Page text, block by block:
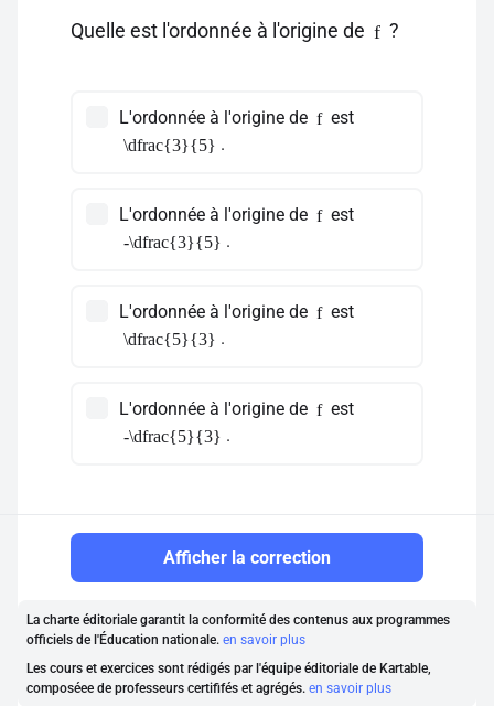
Quelle est l'ordonnée à l'origine de f ?
L'ordonnée à l'origine de f est
\dfrac{3}{5} .
L'ordonnée à l'origine de f est
-\dfrac{3}{5} .
L'ordonnée à l'origine de f est
\dfrac{5}{3} .
L'ordonnée à l'origine de f est
-\dfrac{5}{3} .
Afficher la correction
La charte éditoriale garantit la conformité des contenus aux programmes
officiels de l'Éducation nationale. en savoir plus
Les cours et exercices sont rédigés par l'équipe éditoriale de Kartable,
composéee de professeurs certififés et agrégés. en savoir plus